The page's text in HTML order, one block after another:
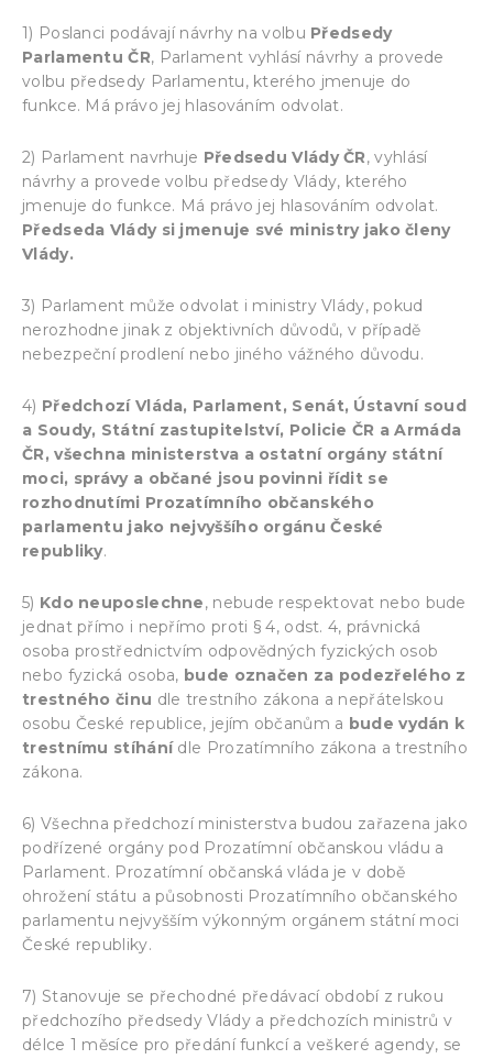
1) Poslanci podávají návrhy na volbu Předsedy
Parlamentu ČR, Parlament vyhlásí návrhy a provede
volbu předsedy Parlamentu, kterého jmenuje do
funkce. Má právo jej hlasováním odvolat.
2) Parlament navrhuje Předsedu Vlády ČR, vyhlásí
návrhy a provede volbu předsedy Vlády, kterého
jmenuje do funkce. Má právo jej hlasováním odvolat.
Předseda Vlády si jmenuje své ministry jako členy
Vlády.
3) Parlament může odvolat i ministry Vlády, pokud
nerozhodne jinak z objektivních důvodů, v případě
nebezpeční prodlení nebo jiného vážného důvodu.
4) Předchozí Vláda, Parlament, Senát, Ústavní soud
a Soudy, Státní zastupitelství, Policie ČR a Armáda
ČR, všechna ministerstva a ostatní orgány státní
moci, správy a občané jsou povinni řídit se
rozhodnutími Prozatímního občanského
parlamentu jako nejvyššího orgánu České
republiky.
5) Kdo neuposlechne, nebude respektovat nebo bude
jednat přímo i nepřímo proti § 4, odst. 4, právnická
osoba prostřednictvím odpovědných fyzických osob
nebo fyzická osoba, bude označen za podezřelého z
trestného činu dle trestního zákona a nepřátelskou
osobu České republice, jejím občanům a bude vydán k
trestnímu stíhání dle Prozatímního zákona a trestního
zákona.
6) Všechna předchozí ministerstva budou zařazena jako
podřízené orgány pod Prozatímní občanskou vládu a
Parlament. Prozatímní občanská vláda je v době
ohrožení státu a působnosti Prozatímního občanského
parlamentu nejvyšším výkonným orgánem státní moci
České republiky.
7) Stanovuje se přechodné předávací období z rukou
předchozího předsedy Vlády a předchozích ministrů v
délce 1 měsíce pro předání funkcí a veškeré agendy, se